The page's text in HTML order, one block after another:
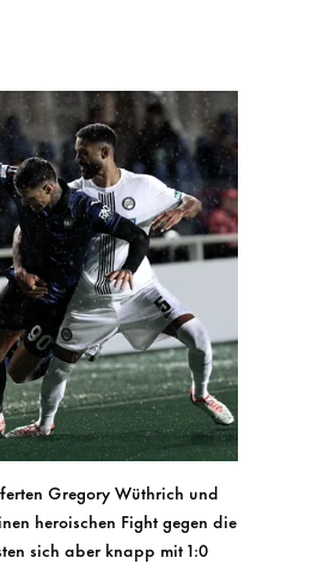
Gregory Wüthrich und
heroischen Fight gegen die
sich aber knapp mit 1:0